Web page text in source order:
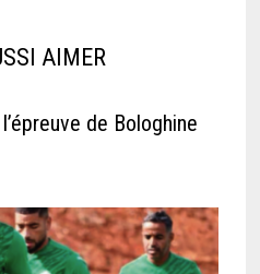
AIMER
de Bologhine